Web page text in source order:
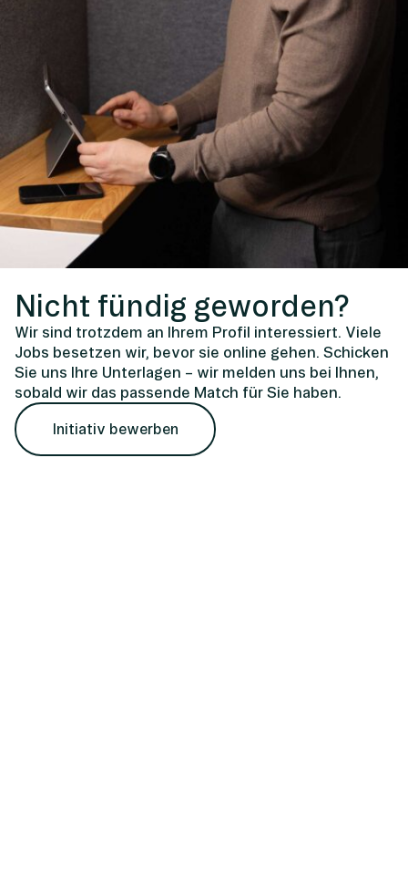
Nicht fündig geworden?
Wir sind trotzdem an Ihrem Profil interessiert. Viele
Jobs besetzen wir, bevor sie online gehen. Schicken
Sie uns Ihre Unterlagen – wir melden uns bei Ihnen,
sobald wir das passende Match für Sie haben.
Initiativ bewerben